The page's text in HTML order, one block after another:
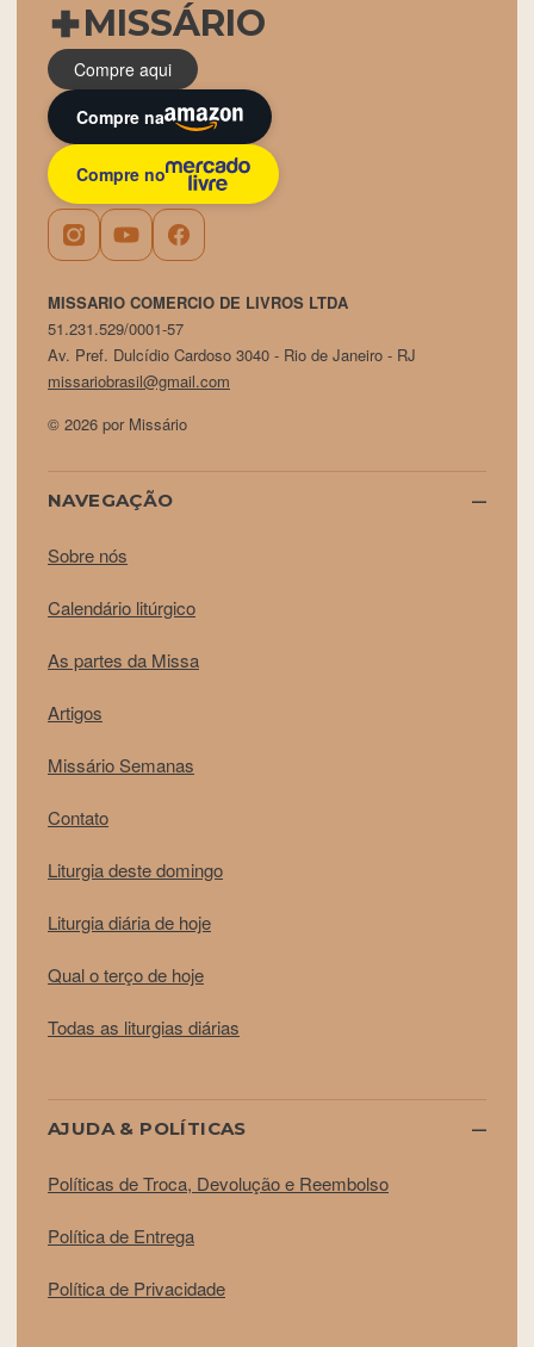
MISSÁRIO
Compre aqui
Compre na
Compre no
MISSARIO COMERCIO DE LIVROS LTDA
51.231.529/0001-57
Av. Pref. Dulcídio Cardoso 3040 - Rio de Janeiro - RJ
missariobrasil@gmail.com
© 2026 por Missário
NAVEGAÇÃO
Sobre nós
Calendário litúrgico
As partes da Missa
Artigos
Missário Semanas
Contato
Liturgia deste domingo
Liturgia diária de hoje
Qual o terço de hoje
Todas as liturgias diárias
AJUDA & POLÍTICAS
Políticas de Troca, Devolução e Reembolso
Política de Entrega
Política de Privacidade